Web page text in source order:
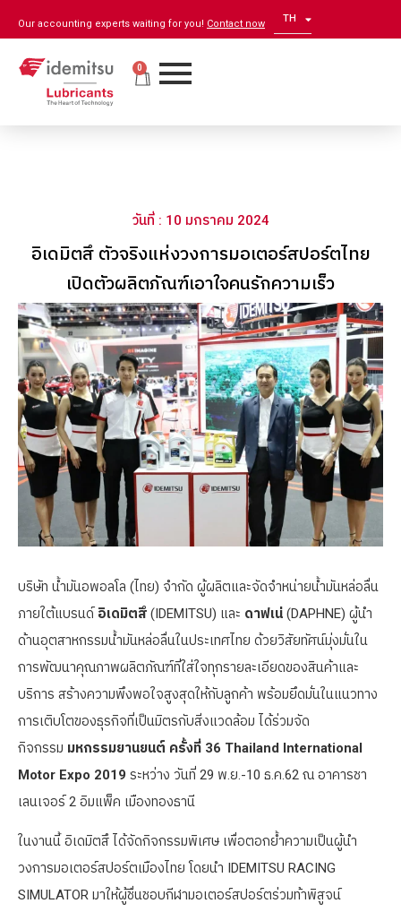
Our accounting experts waiting for you! Contact now TH
EN
0
วันที่ : 10 มกราคม 2024
อิเดมิตสึ ตัวจริงแห่งวงการมอเตอร์สปอร์ตไทย
เปิดตัวผลิตภัณฑ์เอาใจคนรักความเร็ว
บริษัท น้ำมันอพอลโล (ไทย) จำกัด ผู้ผลิตและจัดจำหน่ายน้ำมันหล่อลื่น
ภายใต้แบรนด์ อิเดมิตสึ (IDEMITSU) และ ดาฟเน่ (DAPHNE) ผู้นำ
ด้านอุตสาหกรรมน้ำมันหล่อลื่นในประเทศไทย ด้วยวิสัยทัศน์มุ่งมั่นใน
การพัฒนาคุณภาพผลิตภัณฑ์ที่ใส่ใจทุกรายละเอียดของสินค้าและ
บริการ สร้างความพึงพอใจสูงสุดให้กับลูกค้า พร้อมยึดมั่นในแนวทาง
การเติบโตของธุรกิจที่เป็นมิตรกับสิ่งแวดล้อม ได้ร่วมจัด
กิจกรรม มหกรรมยานยนต์ ครั้งที่ 36 Thailand International
Motor Expo 2019 ระหว่าง วันที่ 29 พ.ย.-10 ธ.ค.62 ณ อาคารชา
เลนเจอร์ 2 อิมแพ็ค เมืองทองธานี
ในงานนี้ อิเดมิตสึ ได้จัดกิจกรรมพิเศษ เพื่อตอกย้ำความเป็นผู้นำ
วงการมอเตอร์สปอร์ตเมืองไทย โดยนำ IDEMITSU RACING
SIMULATOR มาให้ผู้ชื่นชอบกีฬามอเตอร์สปอร์ตร่วมท้าพิสูจน์